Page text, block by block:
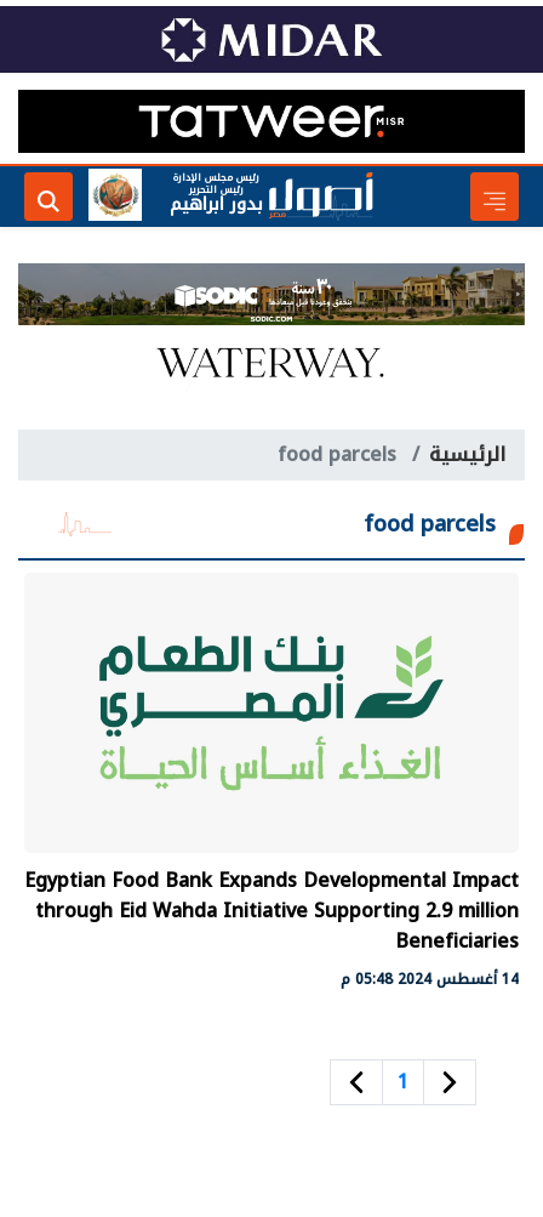
رئيس مجلس الإدارة
رئيس التحرير
بدور ابراهيم
الرئيسية
food parcels
Egyptian Food Bank Expands Developmental Impact
through Eid Wahda Initiative Supporting 2.9 million
Beneficiaries
14 أغسطس 2024 05:48 م
1